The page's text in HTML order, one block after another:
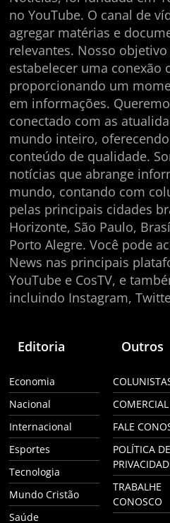
no YouTube. O canal de
agregar matérias e
relevantes. Nosso
estabelecer uma conexão
proporcionando um
em informações.
conectado com as
mundo inteiro,
conteúdo de qualidade.
notícias que abrange
mundo, contando com
pelas principais cidades
Horizonte, São Paulo,
Porto Alegre. Você pode
News nas principais
YouTube e CosTV, e
incluindo Instagram,
Editoria
Economia
Nacional
Internacional
Esportes
Tecnologia
Mundo Cristão
Saúde
Outros
COMERCIAL
FALE
POLÍTICA DE
TRABALHE
CONOSCO